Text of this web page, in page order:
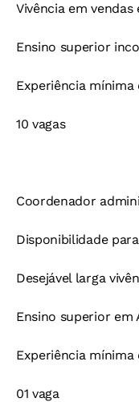
Vivência em vendas
Ensino superior
Experiência
10 vagas
Coordenador
Disponibilidade
Desejável larga
Ensino superior em
Experiência
01 vaga